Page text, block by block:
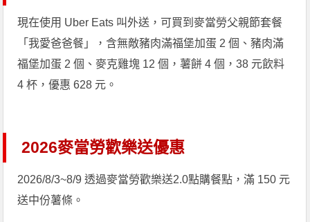
現在使用 Uber Eats 叫外送，可買到麥當勞父親節套餐
「我愛爸爸餐」，含無敵豬肉滿福堡加蛋 2 個、豬肉滿
福堡加蛋 2 個、麥克雞塊 12 個，薯餅 4 個，38 元飲料
4 杯，優惠 628 元。
2026麥當勞歡樂送優惠
2026/8/3~8/9 透過麥當勞歡樂送2.0點購餐點，滿 150 元
送中份薯條。